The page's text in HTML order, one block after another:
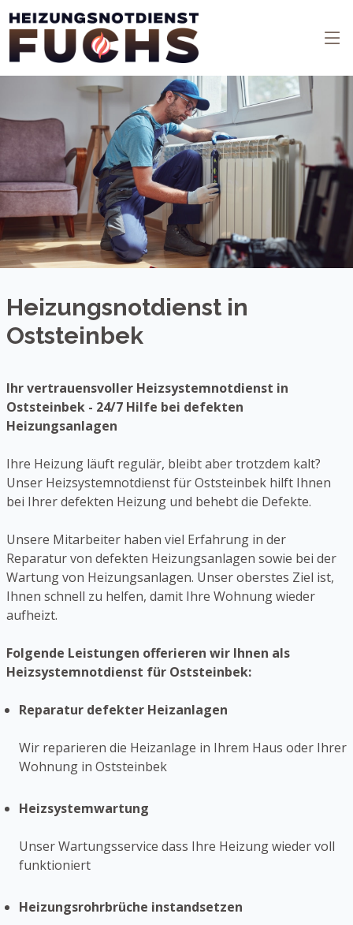
Heizungsnotdienst in
Oststeinbek
Ihr vertrauensvoller Heizsystemnotdienst in
Oststeinbek - 24/7 Hilfe bei defekten
Heizungsanlagen
Ihre Heizung läuft regulär, bleibt aber trotzdem kalt?
Unser Heizsystemnotdienst für Oststeinbek hilft Ihnen
bei Ihrer defekten Heizung und behebt die Defekte.
Unsere Mitarbeiter haben viel Erfahrung in der
Reparatur von defekten Heizungsanlagen sowie bei der
Wartung von Heizungsanlagen. Unser oberstes Ziel ist,
Ihnen schnell zu helfen, damit Ihre Wohnung wieder
aufheizt.
Folgende Leistungen offerieren wir Ihnen als
Heizsystemnotdienst für Oststeinbek:
Reparatur defekter Heizanlagen
Wir reparieren die Heizanlage in Ihrem Haus oder Ihrer
Wohnung in Oststeinbek
Heizsystemwartung
Unser Wartungsservice dass Ihre Heizung wieder voll
funktioniert
Heizungsrohrbrüche instandsetzen